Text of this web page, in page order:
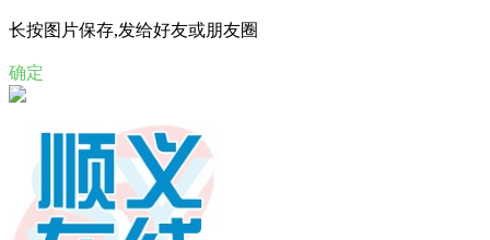
长按图片保存,发给好友或朋友圈
确定